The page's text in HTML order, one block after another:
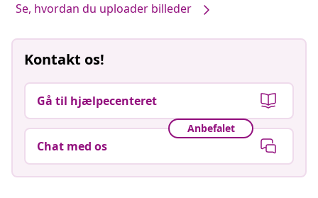
Se, hvordan du uploader billeder
Kontakt os!
Gå til hjælpecenteret
Anbefalet
Chat med os